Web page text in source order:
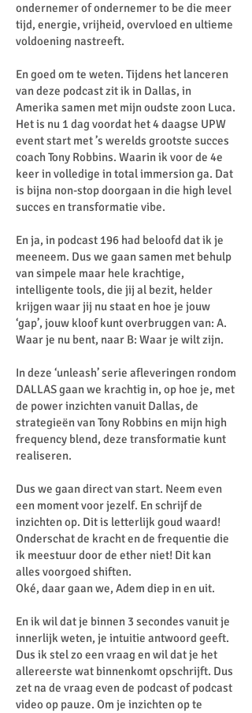
ondernemer of ondernemer to be die meer
tijd, energie, vrijheid, overvloed en ultieme
voldoening nastreeft.
En goed om te weten. Tijdens het lanceren
van deze podcast zit ik in Dallas, in
Amerika samen met mijn oudste zoon Luca.
Het is nu 1 dag voordat het 4 daagse UPW
event start met ’s werelds grootste succes
coach Tony Robbins. Waarin ik voor de 4e
keer in volledige in total immersion ga. Dat
is bijna non-stop doorgaan in die high level
succes en transformatie vibe.
En ja, in podcast 196 had beloofd dat ik je
meeneem. Dus we gaan samen met behulp
van simpele maar hele krachtige,
intelligente tools, die jij al bezit, helder
krijgen waar jij nu staat en hoe je jouw
‘gap’, jouw kloof kunt overbruggen van: A.
Waar je nu bent, naar B: Waar je wilt zijn.
In deze ‘unleash’ serie afleveringen rondom
DALLAS gaan we krachtig in, op hoe je, met
de power inzichten vanuit Dallas, de
strategieën van Tony Robbins en mijn high
frequency blend, deze transformatie kunt
realiseren.
Dus we gaan direct van start. Neem even
een moment voor jezelf. En schrijf de
inzichten op. Dit is letterlijk goud waard!
Onderschat de kracht en de frequentie die
ik meestuur door de ether niet! Dit kan
alles voorgoed shiften.
Oké, daar gaan we, Adem diep in en uit.
En ik wil dat je binnen 3 secondes vanuit je
innerlijk weten, je intuitie antwoord geeft.
Dus ik stel zo een vraag en wil dat je het
allereerste wat binnenkomt opschrijft. Dus
zet na de vraag even de podcast of podcast
video op pauze. Om je inzichten op te